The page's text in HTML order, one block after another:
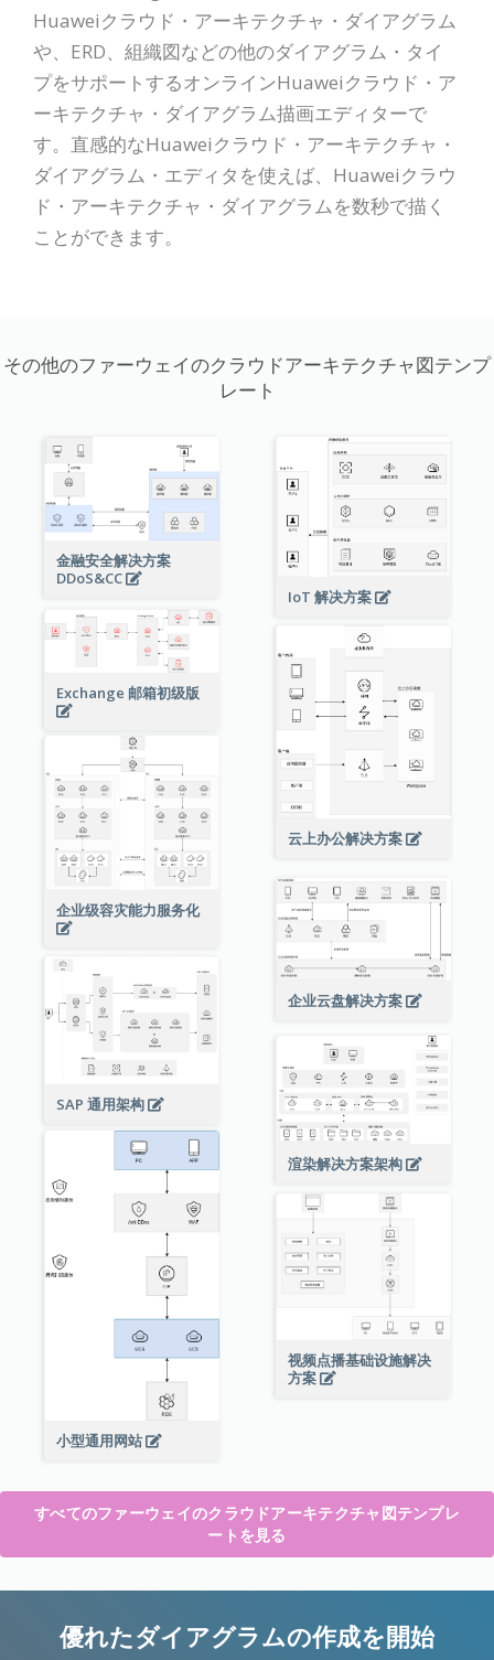
Huaweiクラウド・アーキテクチャ・ダイアグラム
や、ERD、組織図などの他のダイアグラム・タイ
プをサポートするオンラインHuaweiクラウド・ア
ーキテクチャ・ダイアグラム描画エディターで
す。直感的なHuaweiクラウド・アーキテクチャ・
ダイアグラム・エディタを使えば、Huaweiクラウ
ド・アーキテクチャ・ダイアグラムを数秒で描く
ことができます。
その他のファーウェイのクラウドアーキテクチャ図テンプ
レート
金融安全解决方案
DDoS&CC
IoT 解决方案
Exchange 邮箱初级版
云上办公解决方案
企业级容灾能力服务化
企业云盘解决方案
SAP 通用架构
渲染解决方案架构
小型通用网站
视频点播基础设施解决
方案
すべてのファーウェイのクラウドアーキテクチャ図テンプレ
ートを見る
優れたダイアグラムの作成を開始